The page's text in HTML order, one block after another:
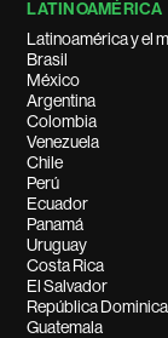
LATINOAMÉRICA
Latinoamérica y el
Brasil
México
Argentina
Colombia
Venezuela
Chile
Perú
Ecuador
Panamá
Uruguay
Costa Rica
El Salvador
República
Guatemala